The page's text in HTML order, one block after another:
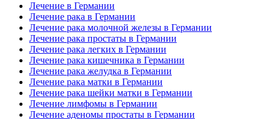
Лечение в Германии
Лечение рака в Германии
Лечение рака молочной железы в Германии
Лечение рака простаты в Германии
Лечение рака легких в Германии
Лечение рака кишечника в Германии
Лечение рака желудка в Германии
Лечение рака матки в Германии
Лечение рака шейки матки в Германии
Лечение лимфомы в Германии
Лечение аденомы простаты в Германии